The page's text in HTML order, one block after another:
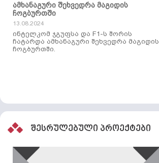
ამხანაგური შეხვედრა მაგიდის
ჩოგბურთში
13.08.2024
ინტელკომ ჯგუფსა და F1-ს შორის
ჩატარდა ამხანაგური შეხვედრა მაგიდის
ჩოგბურთში.
შესრულებული პროექტები